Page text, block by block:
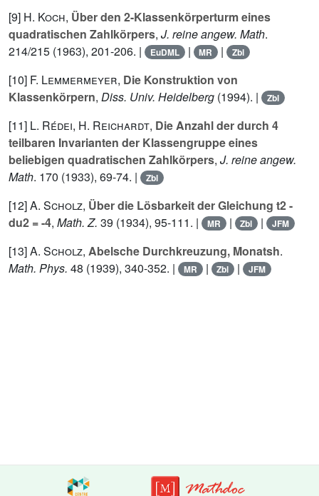
[9] H. Koch, Über den 2-Klassenkörperturm eines
quadratischen Zahlkörpers, J. reine angew. Math.
214/215 (1963), 201-206. | EuDML | MR | Zbl
[10] F. Lemmermeyer, Die Konstruktion von
Klassenkörpern, Diss. Univ. Heidelberg (1994). | Zbl
[11] L. Rédei, H. Reichardt, Die Anzahl der durch 4
teilbaren Invarianten der Klassengruppe eines
beliebigen quadratischen Zahlkörpers, J. reine angew.
Math. 170 (1933), 69-74. | Zbl
[12]A. Scholz, Über die Lösbarkeit der Gleichung t2 -
du2 = -4, Math. Z. 39 (1934), 95-111. | MR | Zbl | JFM
[13]A. Scholz, Abelsche Durchkreuzung, Monatsh.
Math. Phys. 48 (1939), 340-352. | MR | Zbl | JFM